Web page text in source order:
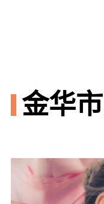
金华